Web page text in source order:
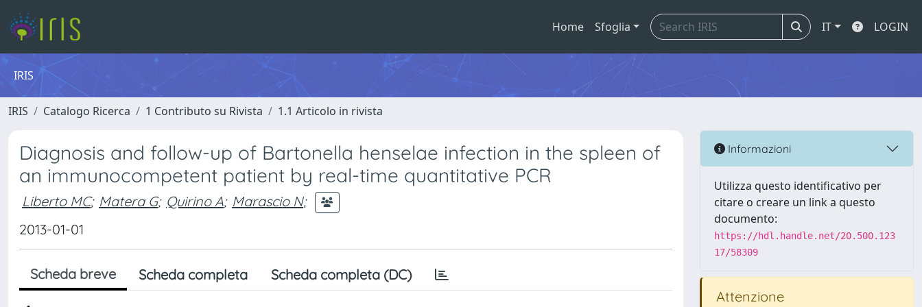
Home Sfoglia IT LOGIN
IRIS
IRIS Catalogo Ricerca 1 Contributo su Rivista 1.1 Articolo in rivista
Diagnosis and follow-up of Bartonella henselae infection in the spleen of
an immunocompetent patient by real-time quantitative PCR
Liberto MC; Matera G; Quirino A; Marascio N;
2013-01-01
Scheda breve Scheda completa Scheda completa (DC)
Informazioni
Utilizza questo identificativo per
citare o creare un link a questo
documento:
https://hdl.handle.net/20.500.123
17/58309
Attenzione